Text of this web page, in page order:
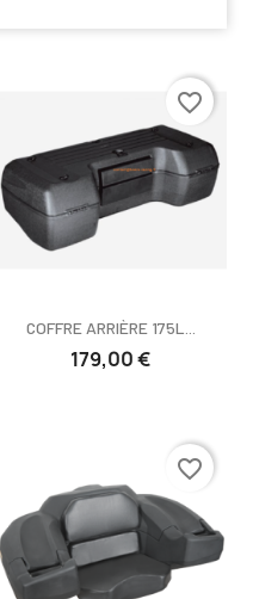
COFFRE ARRIÈRE 175L...
179,00 €
favorite_border
favorite_border